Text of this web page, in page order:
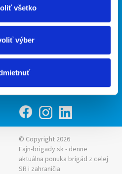
všetko
výber
INwork.cz
Fajn práce
Fajn-brigady.sk
© Copyright 2026
Fajn-brigady.sk - denne
aktuálna ponuka brigád z celej
SR i zahraničia